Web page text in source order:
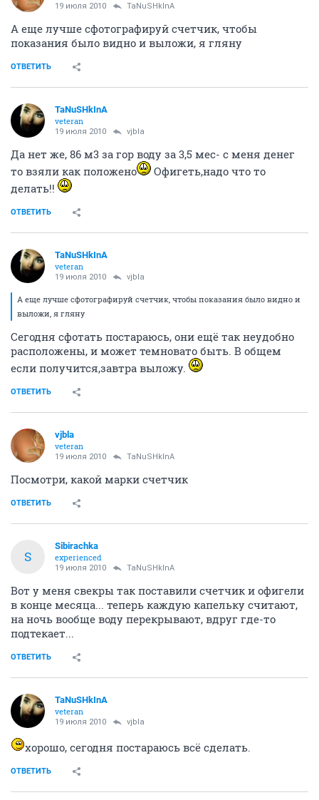
19 июля 2010 TaNuSHkInA
А еще лучше сфотографируй счетчик, чтобы
показания было видно и выложи, я гляну
ОТВЕТИТЬ
TaNuSHkInA
veteran
19 июля 2010 vjbla
Да нет же, 86 м3 за гор воду за 3,5 мес- с меня денег
то взяли как положено
Офигеть,надо что то
делать!!
ОТВЕТИТЬ
TaNuSHkInA
veteran
19 июля 2010 vjbla
А еще лучше сфотографируй счетчик, чтобы показания было видно и
выложи, я гляну
Сегодня сфотать постараюсь, они ещё так неудобно
расположены, и может темновато быть. В общем
если получится,завтра выложу.
ОТВЕТИТЬ
vjbla
veteran
19 июля 2010 TaNuSHkInA
Посмотри, какой марки счетчик
ОТВЕТИТЬ
S
Sibirachka
experienced
19 июля 2010 TaNuSHkInA
Вот у меня свекры так поставили счетчик и офигели
в конце месяца... теперь каждую капельку считают,
на ночь вообще воду перекрывают, вдруг где-то
подтекает...
ОТВЕТИТЬ
TaNuSHkInA
veteran
19 июля 2010 vjbla
хорошо, сегодня постараюсь всё сделать.
ОТВЕТИТЬ